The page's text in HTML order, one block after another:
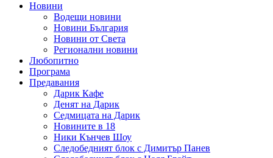
Новини
Водещи новини
Новини България
Новини от Света
Регионални новини
Любопитно
Програма
Предавания
Дарик Кафе
Денят на Дарик
Седмицата на Дарик
Новините в 18
Ники Кънчев Шоу
Следобедният блок с Димитър Панев